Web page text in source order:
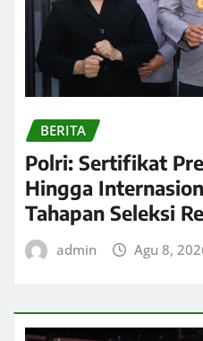
BERITA
Polri: Sertifikat
Hingga
Tahapan Seleksi
admin Agu 8,